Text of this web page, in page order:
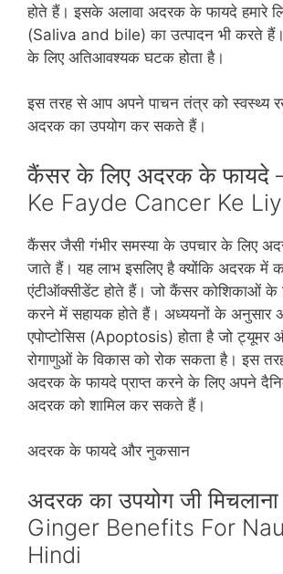
होते हैं। इसके अलावा अदरक के फायदे हमारे
(Saliva and bile) का उत्‍पादन भी करते हैं।
के लिए अतिआवश्‍यक घटक होता है।
इस तरह से आप अपने पाचन तंत्र को स्‍वस्‍थ्‍य
अदरक का उपयोग कर सकते हैं।
कैंसर के लिए अदरक के फायदे
Ke Fayde Cancer Ke
कैंसर जैसी गंभीर समस्‍या के उपचार के लिए
जाते हैं। यह लाभ इसलिए है क्‍योंकि अदरक में
एंटीऑक्‍सीडेंट होते हैं। जो कैंसर कोशिकाओं के
करने में सहायक होते हैं। अध्‍ययनों के अनुसार
एपोप्‍टोसिस (Apoptosis) होता है जो
रोगाणुओं के विकास को रोक सकता है। इस
अदरक के फायदे प्राप्‍त करने के लिए अपने
अदरक को शामिल कर सकते हैं।
अदरक के फायदे और नुकसान
अदरक का उपयोग जी
Ginger Benefits For
Hindi